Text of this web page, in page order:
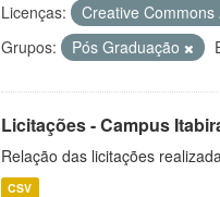
Licenças: Creative Commons
Grupos:
Pós Graduação
Licitações - Campus
Relação das licitações
CSV